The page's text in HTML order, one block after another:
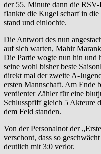
der 55. Minute dann die
flankte die Kugel scharf in
stand und einlochte.
Die Antwort des nun
auf sich warten, Mahir
Die Partie wogte nun hin und
seine wohl bisher beste
direkt mal der zweite A-
ersten Mannschaft. Am Ende
verdienter Zähler für eine
Schlusspfiff gleich 5 Akteure
dem Feld standen.
Von der Personalnot der
verschont, dass so
deutlich mit 3:0 verlor.